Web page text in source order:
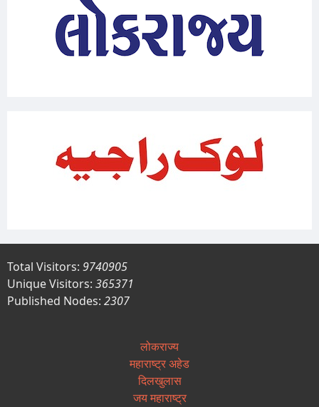
Total Visitors: 9740905
Unique Visitors: 365371
Published Nodes: 2307
लोकराज्य
महाराष्ट्र अहेड
दिलखुलास
जय महाराष्ट्र